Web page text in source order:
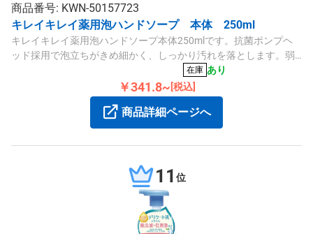
商品番号: KWN-50157723
キレイキレイ薬用泡ハンドソープ 本体 250ml
キレイキレイ薬用泡ハンドソープ本体250mlです。抗菌ポンプヘ
ッド採用で泡立ちがきめ細かく、しっかり汚れを落とします。弱
アルカリ性、シトラスフルーティの香りの液体タイプです。
在庫 あり
￥341.8~ [税込]
商品詳細ページへ
11 位